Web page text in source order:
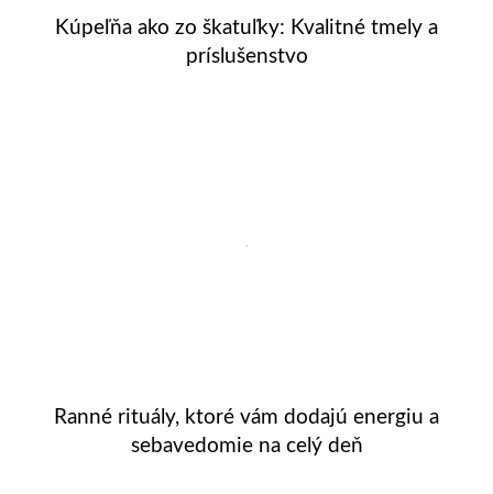
Kúpeľňa ako zo škatuľky: Kvalitné tmely a
príslušenstvo
Ranné rituály, ktoré vám dodajú energiu a
sebavedomie na celý deň